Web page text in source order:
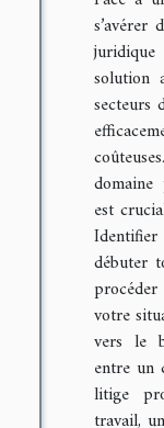
s’avérer
solution
secteurs
est
débuter
votre
vers le
entre un
litige
travail,